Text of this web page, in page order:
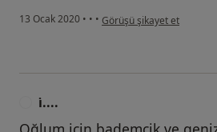
13 Ocak 2020 • • • kullanıcının görüşüne göre
Görüşü şikayet et
i̇....